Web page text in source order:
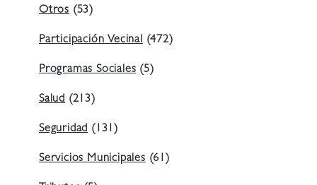
Otros (53)
Participación Vecinal(472)
Programas Sociales(5)
Salud (213)
Seguridad(131)
Servicios Municipales(61)